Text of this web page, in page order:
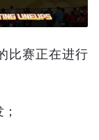
比赛正在进行